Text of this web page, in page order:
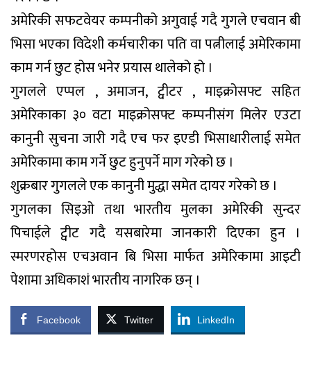
अमेरिकी सफटवेयर कम्पनीको अगुवाई गदै गुगले एचवान बी
भिसा भएका विदेशी कर्मचारीका पति वा पत्नीलाई अमेरिकामा
काम गर्न छुट होस भनेर प्रयास थालेको हो ।
गुगलले एप्पल , अमाजन, ट्वीटर , माइक्रोसफ्ट सहित
अमेरिकाका ३० वटा माइक्रोसफ्ट कम्पनीसंग मिलेर एउटा
कानुनी सुचना जारी गदै एच फर इएडी भिसाधारीलाई समेत
अमेरिकामा काम गर्ने छुट हुनुपर्ने माग गरेको छ ।
शुक्रबार गुगलले एक कानुनी मुद्धा समेत दायर गरेको छ ।
गुगलका सिइओ तथा भारतीय मुलका अमेरिकी सुन्दर
पिचाईले ट्वीट गदै यसबारेमा जानकारी दिएका हुन ।
स्मरणरहोस एचअवान बि भिसा मार्फत अमेरिकामा आइटी
पेशामा अधिकाशं भारतीय नागरिक छन् ।
Facebook Twitter LinkedIn